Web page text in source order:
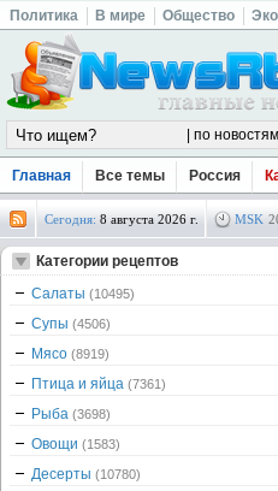
Политика В мире Общество
Главная Все темы Россия
Сегодня: 8 августа 2026 г. MSK
Категории рецептов
Салаты (10495)
Супы (4506)
Мясо (8919)
Птица и яйца (7361)
Рыба (3698)
Овощи (1583)
Десерты (10780)